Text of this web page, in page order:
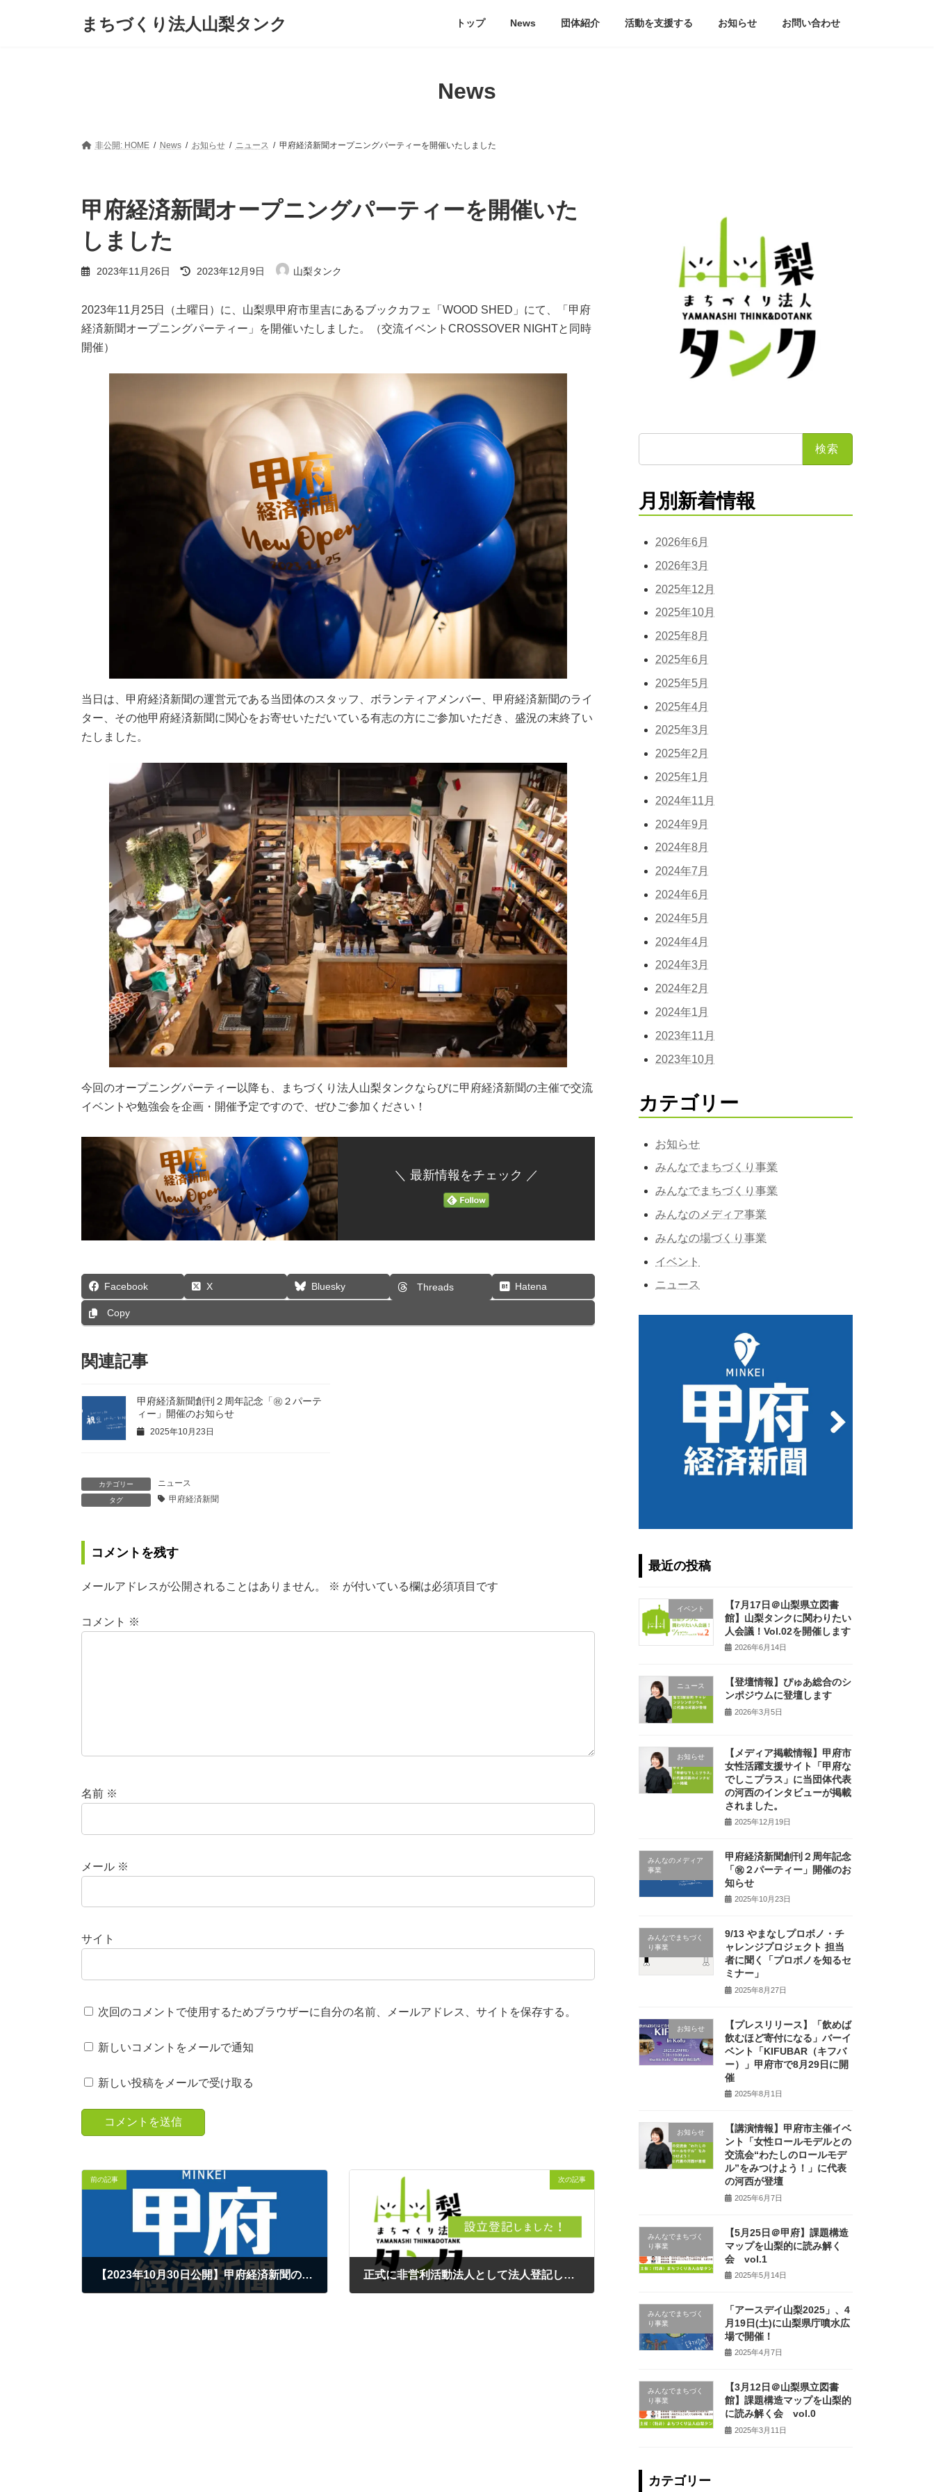
まちづくり法人山梨タンク トップ News 団体紹介 活動を支援する お知らせ お問い合わせ
News
非公開: HOME News お知らせ ニュース 甲府経済新聞オープニングパーティーを開催いたしました
甲府経済新聞オープニングパーティーを開催いた
しました
2023年11月26日
最
終
新
日
時
2023年12月9日 山梨タンク
2023年11月25日（土曜日）に、山梨県甲府市里吉にあるブックカフェ「WOOD SHED」にて、「甲府
経済新聞オープニングパーティー」を開催いたしました。（交流イベントCROSSOVER NIGHTと同時
開催）
当日は、甲府経済新聞の運営元である当団体のスタッフ、ボランティアメンバー、甲府経済新聞のライ
ター、その他甲府経済新聞に関心をお寄せいただいている有志の方にご参加いただき、盛況の末終了い
たしました。
今回のオープニングパーティー以降も、まちづくり法人山梨タンクならびに甲府経済新聞の主催で交流
イベントや勉強会を企画・開催予定ですので、ぜひご参加ください！
＼ 最新情報をチェック ／
Facebook X Bluesky Threads Hatena
Copy
関連記事
甲府経済新聞創刊２周年記念「㊗２パーテ
ィー」開催のお知らせ
2025年10月23日
カテゴリー ニュース
タグ 甲府経済新聞
コメントを残す
メールアドレスが公開されることはありません。 ※ が付いている欄は必須項目です
コメント ※
名前 ※
メール ※
サイト
次回のコメントで使用するためブラウザーに自分の名前、メールアドレス、サイトを保存する。
新しいコメントをメールで通知
新しい投稿をメールで受け取る
前の記事
【2023年10月30日公開】甲府経済新聞のWEBサイトが公開されました！
次の記事
正式に非営利活動法人として法人登記しました
検
月別新着情報
2026年6月
2026年3月
2025年12月
2025年10月
2025年8月
2025年6月
2025年5月
2025年4月
2025年3月
2025年2月
2025年1月
2024年11月
2024年9月
2024年8月
2024年7月
2024年6月
2024年5月
2024年4月
2024年3月
2024年2月
2024年1月
2023年11月
2023年10月
カテゴリー
お知らせ
みんなでまちづくり事業
みんなでまちづくり事業
みんなのメディア事業
みんなの場づくり事業
イベント
ニュース
最近の投稿
イベント
【7月17日＠山梨県立図書
館】山梨タンクに関わりたい
人会議！Vol.02を開催します
2026年6月14日
ニュース
【登壇情報】ぴゅあ総合のシ
ンポジウムに登壇します
2026年3月5日
お知らせ
【メディア掲載情報】甲府市
女性活躍支援サイト「甲府な
でしこプラス」に当団体代表
の河西のインタビューが掲載
されました。
2025年12月19日
みんなのメディア
事業
甲府経済新聞創刊２周年記念
「㊗２パーティー」開催のお
知らせ
2025年10月23日
みんなでまちづく
り事業
9/13 やまなしプロボノ・チ
ャレンジプロジェクト 担当
者に聞く「プロボノを知るセ
ミナー」
2025年8月27日
お知らせ
【プレスリリース】「飲めば
飲むほど寄付になる」バーイ
ベント「KIFUBAR（キフバ
ー）」甲府市で8月29日に開
催
2025年8月1日
お知らせ
【講演情報】甲府市主催イベ
ント「女性ロールモデルとの
交流会“わたしのロールモデ
ル”をみつけよう！」に代表
の河西が登壇
2025年6月7日
みんなでまちづく
り事業
【5月25日＠甲府】課題構造
マップを山梨的に読み解く
会 vol.1
2025年5月14日
みんなでまちづく
り事業
「アースデイ山梨2025」、4
月19日(土)に山梨県庁噴水広
場で開催！
2025年4月7日
みんなでまちづく
り事業
【3月12日＠山梨県立図書
館】課題構造マップを山梨的
に読み解く会 vol.0
2025年3月11日
カテゴリー